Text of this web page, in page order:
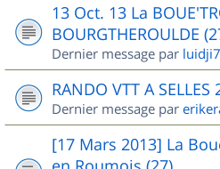
13 Oct. 13 La
BOURGTHEROULDE
Dernier message par
RANDO VTT A SELLES
Dernier message par
[17 Mars 2013] La